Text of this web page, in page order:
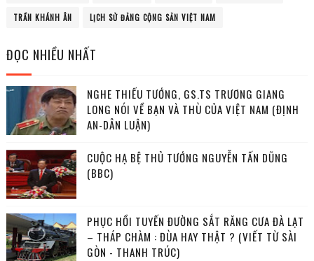
TRẦN KHÁNH ÂN LỊCH SỬ ĐẢNG CỘNG SẢN VIỆT NAM
ĐỌC NHIỀU NHẤT
NGHE THIẾU TƯỚNG, GS.TS TRƯƠNG GIANG
LONG NÓI VỀ BẠN VÀ THÙ CỦA VIỆT NAM (ĐỊNH
AN-DÂN LUẬN)
CUỘC HẠ BỆ THỦ TƯỚNG NGUYỄN TẤN DŨNG
(BBC)
PHỤC HỒI TUYẾN ĐƯỜNG SẮT RĂNG CƯA ĐÀ LẠT
– THÁP CHÀM : ĐÙA HAY THẬT ? (VIẾT TỪ SÀI
GÒN - THANH TRÚC)